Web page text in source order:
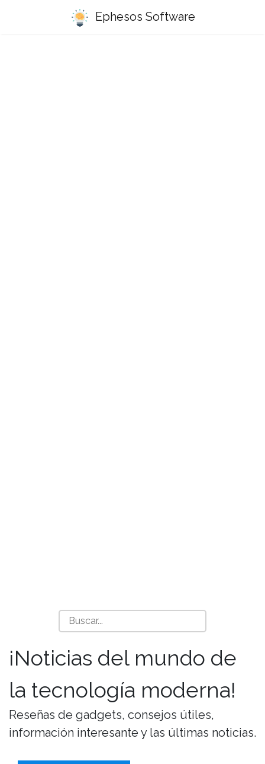
Ephesos Software
¡Noticias del mundo de
la tecnología moderna!
Reseñas de gadgets, consejos útiles,
información interesante y las últimas noticias.